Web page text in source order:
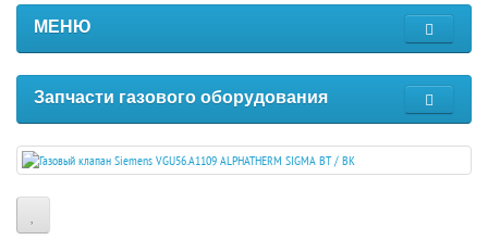
МЕНЮ
Запчасти газового оборудования